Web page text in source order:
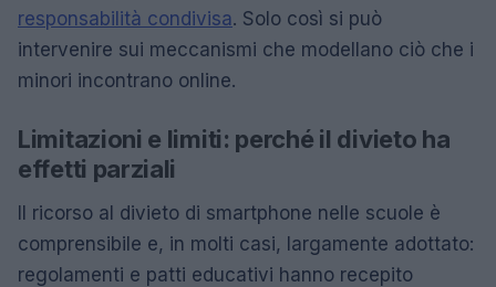
responsabilità condivisa. Solo così si può
intervenire sui meccanismi che modellano ciò che i
minori incontrano online.
Limitazioni e limiti: perché il divieto ha
effetti parziali
Il ricorso al divieto di smartphone nelle scuole è
comprensibile e, in molti casi, largamente adottato:
regolamenti e patti educativi hanno recepito